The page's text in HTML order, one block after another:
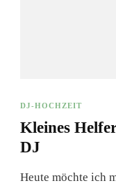
DJ-HOCHZEIT
Kleines
DJ
Heute möchte ich